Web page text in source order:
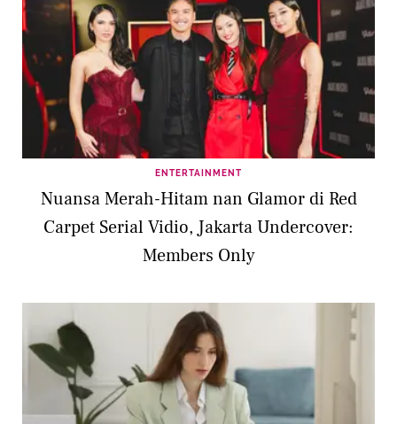
ENTERTAINMENT
Nuansa Merah-Hitam nan Glamor di Red
Carpet Serial Vidio, Jakarta Undercover:
Members Only